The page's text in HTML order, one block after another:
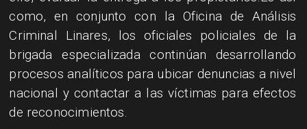
como, en conjunto con la Oficina de Análisis
Criminal Linares, los oficiales policiales de la
brigada especializada continúan desarrollando
procesos analíticos para ubicar denuncias a nivel
nacional y contactar a las víctimas para efectos
de reconocimientos.